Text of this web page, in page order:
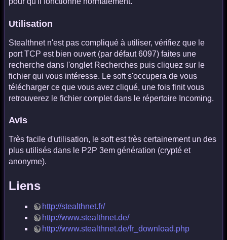
Utilisation
Stealthnet n'est pas compliqué à utiliser, vérifiez que le
port TCP est bien ouvert (par défaut 6097) faites une
recherche dans l'onglet Recherches puis cliquez sur le
fichier qui vous intéresse. Le soft s'occupera de vous
télécharger ce que vous avez cliqué, une fois finit vous
retrouverez le fichier complet dans le répertoire Incoming.
Avis
Très facile d'utilisation, le soft est très certainement un des
plus utilisés dans le P2P 3em génération (crypté et
anonyme).
Liens
http://stealthnet.fr/
http://www.stealthnet.de/
http://www.stealthnet.de/fr_download.php